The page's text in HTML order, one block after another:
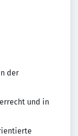
der
und in